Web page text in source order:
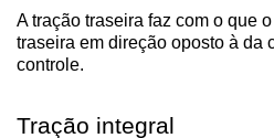
A tração traseira faz com o que
traseira em direção oposto à da
controle.
Tração integral